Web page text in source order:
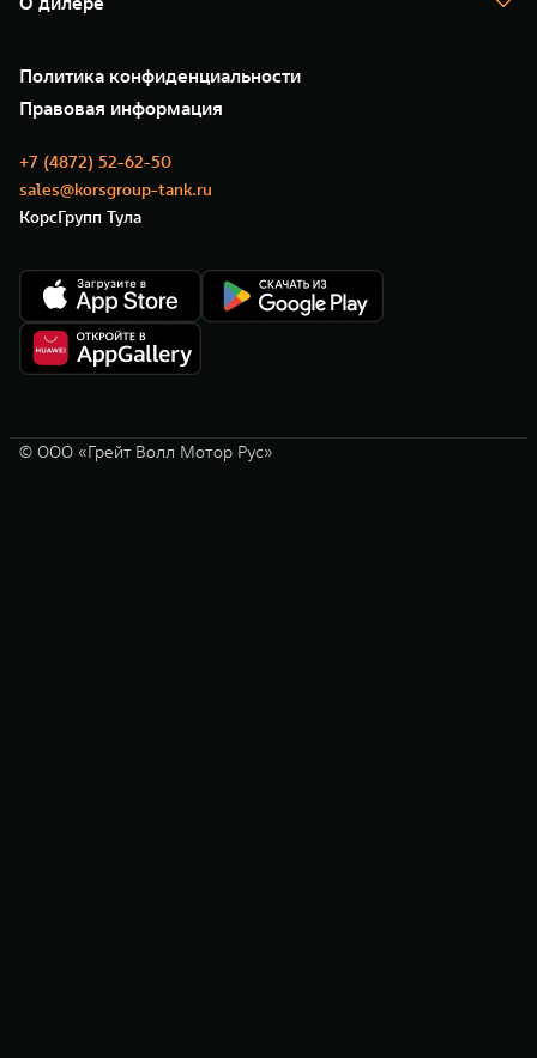
Зарядные станции
Новые цифровые сервисы TANK
Сервис
Нулевое ТО
Моторные масла
35 лет GWM
GWM ТЕХ ДЕНЬ
Новости
Политика конфиденциальности
Правовая информация
+7 (4872) 52-62-50
sales@korsgroup-tank.ru
КорсГрупп Тула
© ООО «Грейт Волл Мотор Рус»